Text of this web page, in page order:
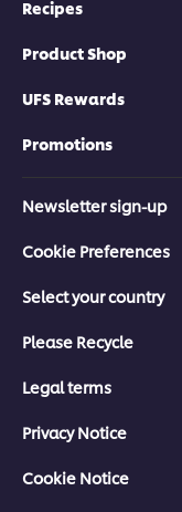
Recipes
Product Shop
UFS Rewards
Promotions
Newsletter sign-up
Cookie Preferences
Select your country
Please Recycle
Legal terms
Privacy Notice
Cookie Notice